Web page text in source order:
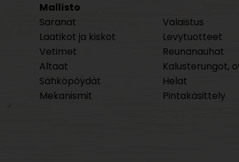
Mallisto
Saranat
Laatikot ja kiskot
Vetimet
Altaat
Sähköpöydät
Mekanismit
Valaistus
Levytuotteet
Reunanauhat
Kalusterungot,
Helat
Pintakäsittely